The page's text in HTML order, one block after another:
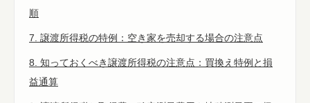
順
7. 譲渡所得税の特例：空き家を売却する場合の注意点
8. 知っておくべき譲渡所得税の注意点：買換え特例と損
益通算